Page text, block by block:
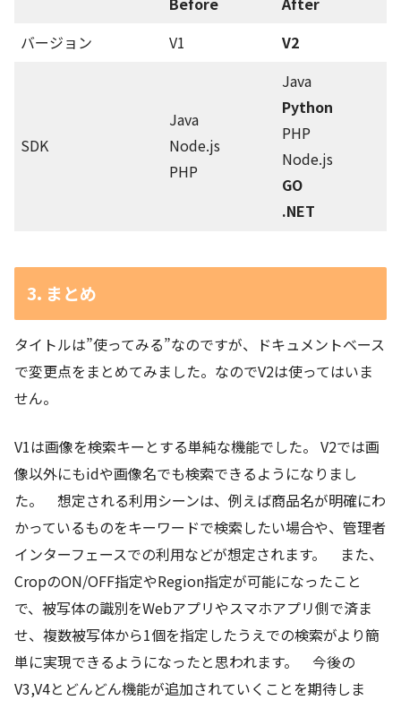
バージョン
V1 V2
SDK
Java
Node.js
PHP
Java
Python
PHP
Node.js
GO
.NET
3. まとめ
タイトルは”使ってみる”なのですが、ドキュメントベース
で変更点をまとめてみました。なのでV2は使ってはいま
せん。
V1は画像を検索キーとする単純な機能でした。 V2では画
像以外にもidや画像名でも検索できるようになりまし
た。 想定される利用シーンは、例えば商品名が明確にわ
かっているものをキーワードで検索したい場合や、管理者
インターフェースでの利用などが想定されます。 また、
CropのON/OFF指定やRegion指定が可能になったこと
で、被写体の識別をWebアプリやスマホアプリ側で済ま
せ、複数被写体から1個を指定したうえでの検索がより簡
単に実現できるようになったと思われます。 今後の
V3,V4とどんどん機能が追加されていくことを期待しま